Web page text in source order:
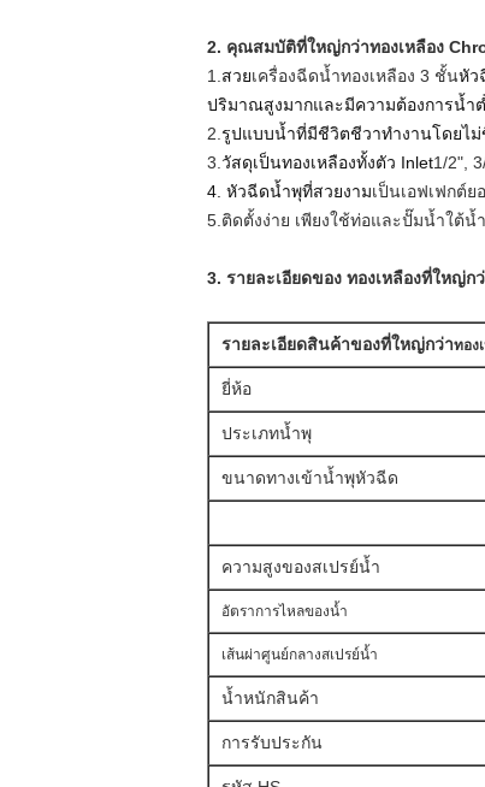
2. คุณสมบัติที่ใหญ่กว่าทองเหลือง
1. สวยเครื่องฉีดน้ำทองเหลือง 3 ชั้นหัว
ปริมาณสูงมากและมีความต้องการน้ำ
2. รูปแบบน้ำที่มีชีวิตชีวาทำงานโดยไ
3. วัสดุเป็นทองเหลืองทั้งตัว Inlet1/2",
4. หัวฉีดน้ำพุที่สวยงามเป็นเอฟเฟกต์
5. ติดตั้งง่าย เพียงใช้ท่อและปั๊มน้ำใต้
3. รายละเอียดของ ทองเหลืองที่ใหญ่ก
รายละเอียดสินค้าของที่ใหญ่กว่าทอง
ยี่ห้อ
ประเภทน้ำพุ
ขนาดทางเข้าน้ำพุหัวฉีด
ความสูงของสเปรย์น้ำ
อัตราการไหลของน้ำ
เส้นผ่าศูนย์กลางสเปรย์น้ำ
น้ำหนักสินค้า
การรับประกัน